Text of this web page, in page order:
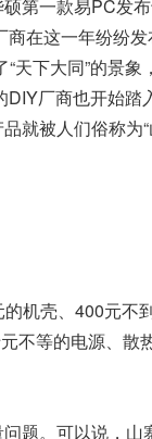
一款易PC发
在这一年纷纷
天下大同”的景
厂商也开始
被人们俗称为“
壳、400元不到
不等的电源、散
。可以说，山